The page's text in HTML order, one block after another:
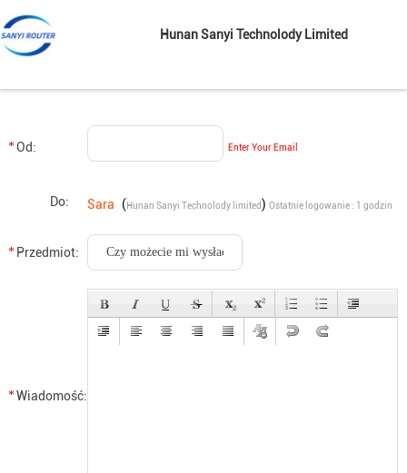
Hunan Sanyi Technolody Limited
Od: Enter Your Email
Do: Sara ( Hunan Sanyi Technolody limited) Ostatnie logowanie : 1 godzin
08 minuty temu
Przedmiot:
Wiadomość: